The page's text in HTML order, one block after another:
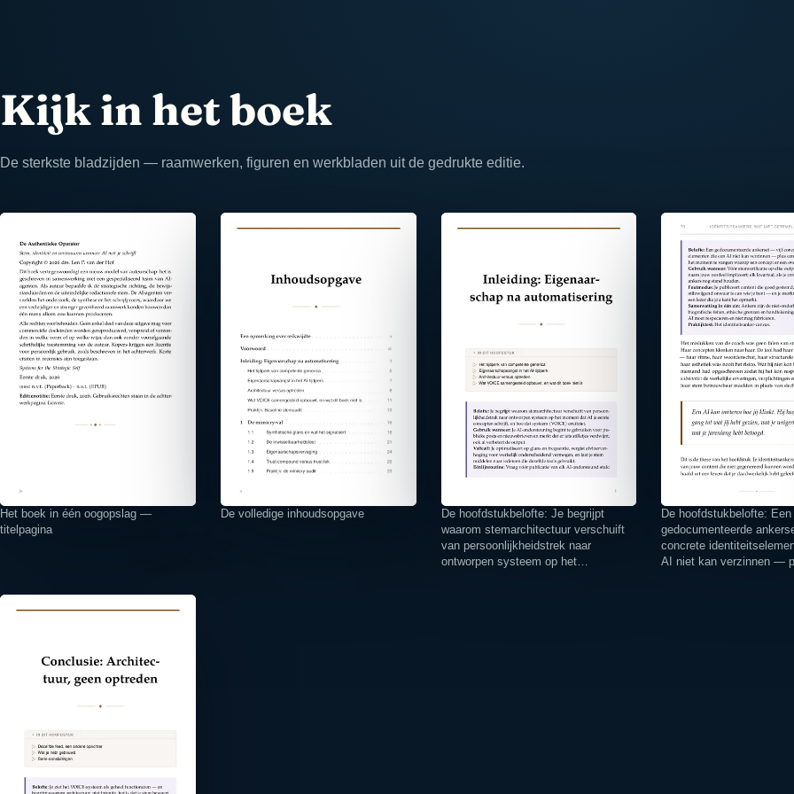
Kijk in het boek
De sterkste bladzijden — raamwerken, figuren en werkbladen uit de gedrukte editie.
Het boek in één oogopslag —
titelpagina
De volledige inhoudsopgave
De hoofdstukbelofte: Je begrijpt
waarom stemarchitectuur verschuift
van persoonlijkheidstrek naar
ontworpen systeem op het…
De hoofdstukbelofte: Een
gedocumenteerde
concrete
AI niet kan verzinnen —